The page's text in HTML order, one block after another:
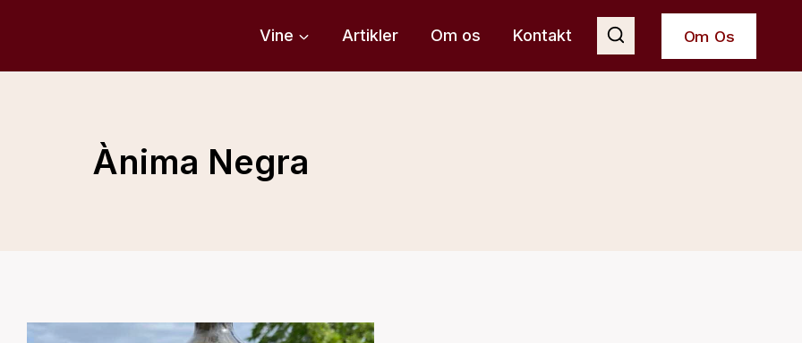
Vine Artikler Om os Kontakt Om Os
Ànima Negra